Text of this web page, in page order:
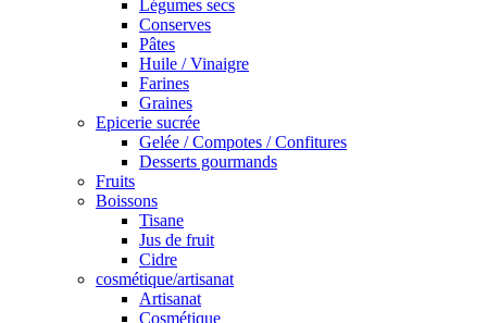
Légumes secs
Conserves
Pâtes
Huile / Vinaigre
Farines
Graines
Epicerie sucrée
Gelée / Compotes / Confitures
Desserts gourmands
Fruits
Boissons
Tisane
Jus de fruit
Cidre
cosmétique/artisanat
Artisanat
Cosmétique